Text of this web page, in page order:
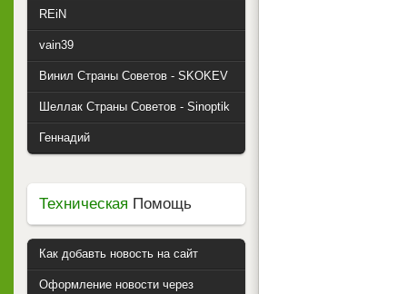
REiN
vain39
Винил Страны Советов - SKOKEV
Шеллак Страны Советов - Sinoptik
Геннадий
Техническая Помощь
Как добавть новость на сайт
Оформление новости через